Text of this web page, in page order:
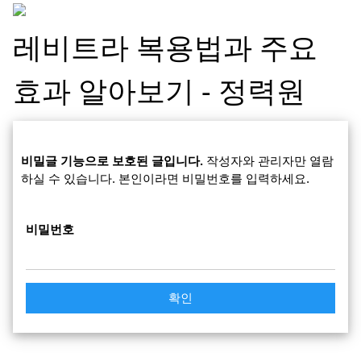
레비트라 복용법과 주요
효과 알아보기 - 정력원
비밀글 기능으로 보호된 글입니다. 작성자와 관리자만 열람
하실 수 있습니다. 본인이라면 비밀번호를 입력하세요.
비밀번호